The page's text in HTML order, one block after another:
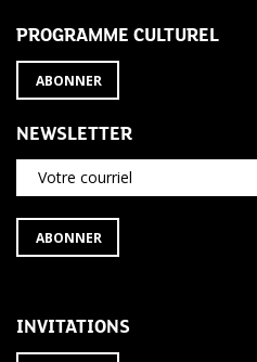
PROGRAMME CULTUREL
ABONNER
NEWSLETTER
Votre courriel
S'ABONNER
À
ABONNER
INVITATIONS